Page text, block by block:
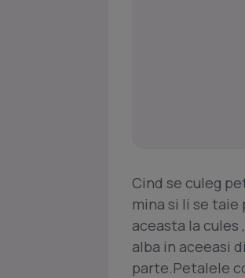
Cind se culeg
mina si li se
aceasta la
alba in aceeasi
parte.Petalele